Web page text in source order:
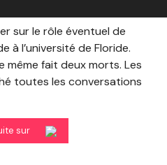
sur le rôle éventuel de
à l’université de Floride.
fait deux morts. Les
toutes les conversations
sur